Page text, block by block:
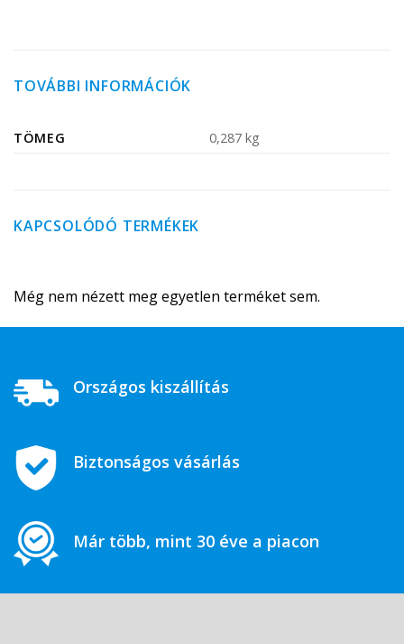
TOVÁBBI INFORMÁCIÓK
TÖMEG 0,287 kg
KAPCSOLÓDÓ TERMÉKEK
Még nem nézett meg egyetlen terméket sem.
Országos kiszállítás
Biztonságos vásárlás
Már több, mint 30 éve a piacon